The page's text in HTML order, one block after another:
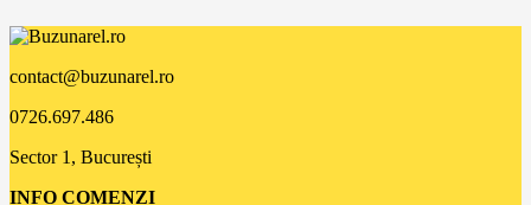
contact@buzunarel.ro
0726.697.486
Sector 1, București
INFO COMENZI